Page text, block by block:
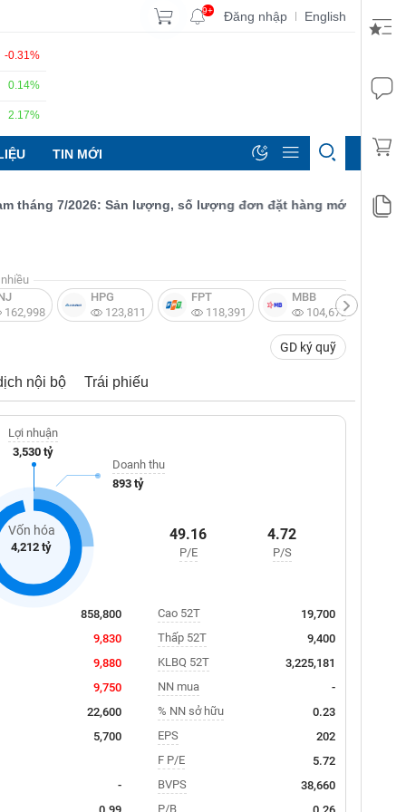
9+ Đăng nhập | English
-0.31%
0.14%
2.17%
TIN MỚI
7/2026: Sản lượng, số lượng đơn đặt hàng mới và xuất khẩu
162,998
HPG
123,811
FPT
118,391
MBB
104,672
GD ký quỹ
nội bộ Trái phiếu
Vốn hóa
4,212 tỷ
Lợi nhuận
3,530 tỷ
Doanh thu
893 tỷ
49.16
P/E
4.72
P/S
858,800
9,830
9,880
9,750
22,600
5,700
-
0.99
Cao 52T
19,700
Thấp 52T
9,400
KLBQ 52T
3,225,181
NN mua
-
% NN sở hữu
0.23
EPS
202
F P/E
5.72
BVPS
38,660
P/B
0.26